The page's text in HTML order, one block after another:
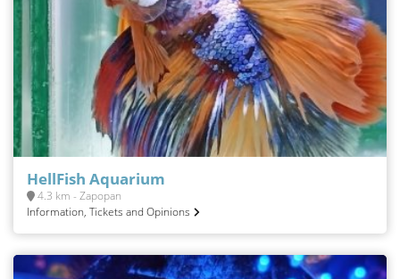
HellFish Aquarium
4.3 km - Zapopan
Information, Tickets and Opinions